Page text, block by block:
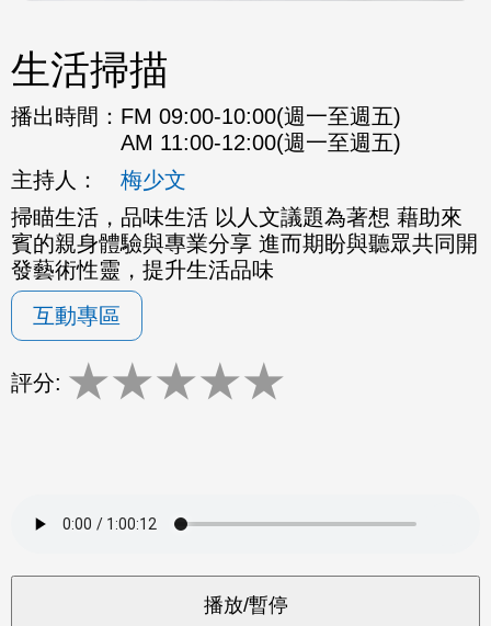
生活掃描
播出時間： FM 09:00-10:00(週一至週五)
AM 11:00-12:00(週一至週五)
主持人：
梅少文
掃瞄生活，品味生活 以人文議題為著想 藉助來
賓的親身體驗與專業分享 進而期盼與聽眾共同開
發藝術性靈，提升生活品味
互動專區
評分: ★★★★★